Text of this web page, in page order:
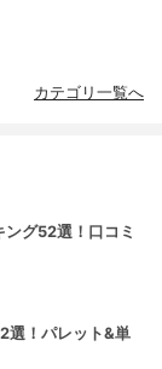
カテゴリ一覧へ
グ52選！口コミ
選！パレット&単